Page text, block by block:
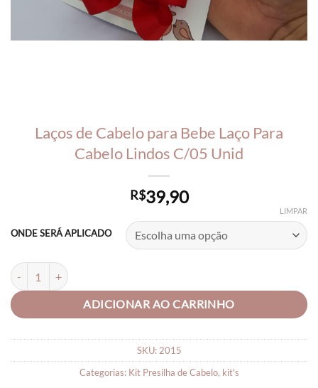
Laços de Cabelo para Bebe Laço Para
Cabelo Lindos C/05 Unid
R$39,90
ONDE SERÁ APLICADO
LIMPAR
Laços de Cabelo para Bebe Laço Para Cabelo Lindos C/05 Unid
ADICIONAR AO CARRINHO
SKU: 2015
Categorias: Kit Presilha de Cabelo, kit's